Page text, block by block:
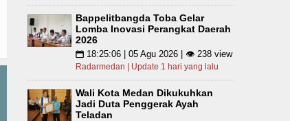
Bappelitbangda Toba Gelar
Lomba Inovasi Perangkat Daerah
2026
📅 18:25:06 | 05 Agu 2026 | 👁 238 view
Radarmedan | Update 1 hari yang lalu
Wali Kota Medan Dikukuhkan
Jadi Duta Penggerak Ayah
Teladan